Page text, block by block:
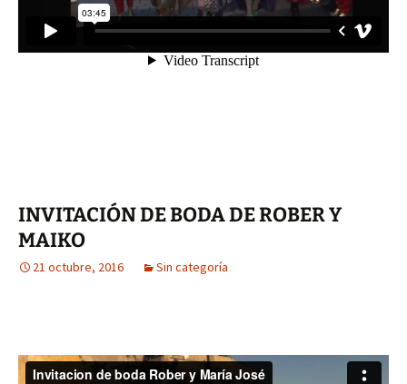
INVITACIÓN DE BODA DE ROBER Y
MAIKO
21 octubre, 2016 Sin categoría